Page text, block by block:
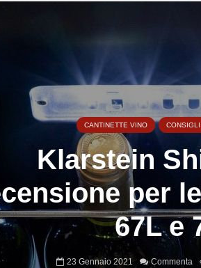
CANTINETTE VINO
Klarstein
per
67L e
23 Gennaio 2021 Commenta